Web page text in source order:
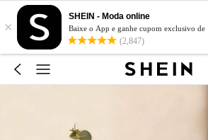
×
SHEIN - Moda online
Baixe o App e ganhe cupom exclusivo de
(2,847)